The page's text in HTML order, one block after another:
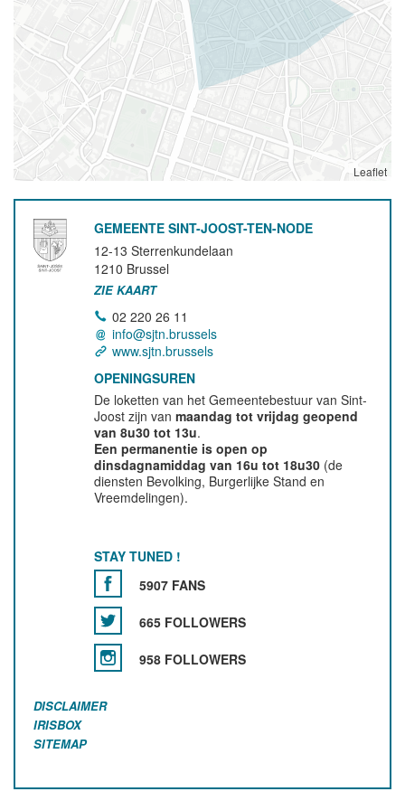
Leaflet
GEMEENTE SINT-JOOST-TEN-NODE
12-13 Sterrenkundelaan
1210 Brussel
ZIE KAART
02 220 26 11
info@sjtn.brussels
www.sjtn.brussels
OPENINGSUREN
De loketten van het Gemeentebestuur van Sint-
Joost zijn vanmaandag tot vrijdag geopend
van 8u30 tot 13u.
Een permanentie is open op
dinsdagnamiddag van 16u tot 18u30 (de
diensten Bevolking, Burgerlijke Stand en
Vreemdelingen).
STAY TUNED !
5907 FANS
665 FOLLOWERS
958 FOLLOWERS
DISCLAIMER
IRISBOX
SITEMAP